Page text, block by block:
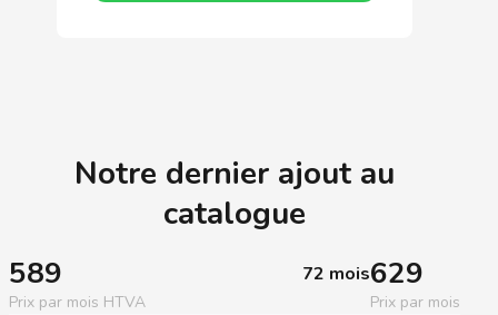
Notre dernier ajout au
catalogue
589 72 mois
Prix par mois HTVA
629
Prix par mois